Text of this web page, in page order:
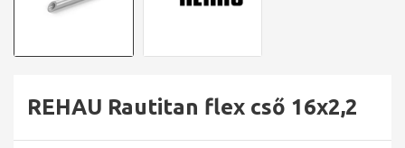
REHAU Rautitan flex cső 16x2,2